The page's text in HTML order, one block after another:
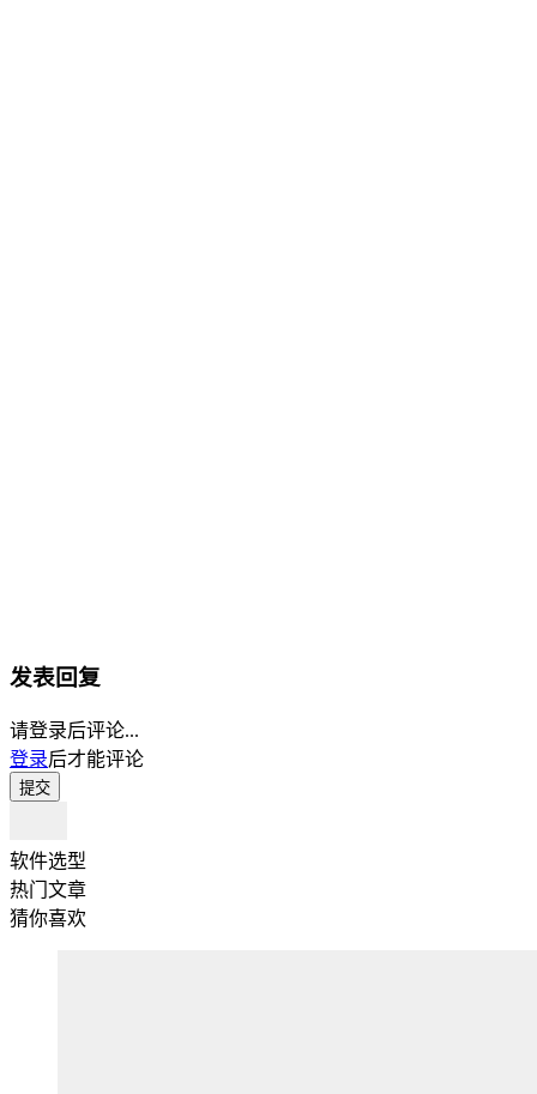
发表回复
请登录后评论...
登录后才能评论
提交
软件选型
热门文章
猜你喜欢